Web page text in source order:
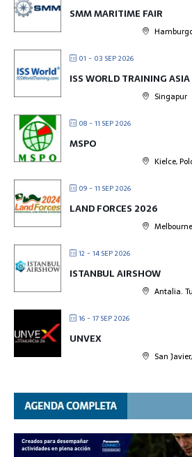
SMM MARITIME FAIR
01 - 03 SEP 2026
ISS WORLD TRAINING ASIA
Singapur
08 - 11 SEP 2026
MSPO
Kielce,
09 - 11 SEP 2026
LAND FORCES 2026
12 - 14 SEP 2026
ISTANBUL AIRSHOW
Antalia.
16 - 17 SEP 2026
UNVEX
San